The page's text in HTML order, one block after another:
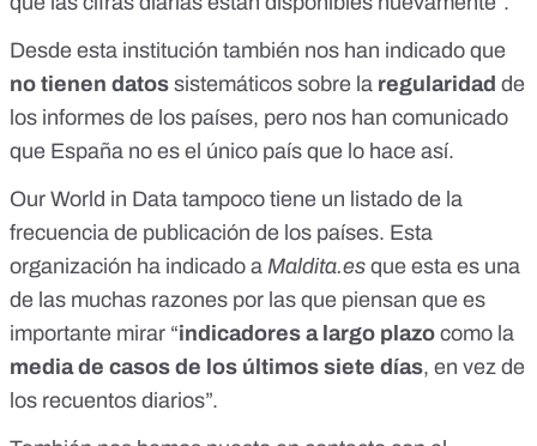
Desde esta institución también nos han indicado que
no tienen datos sistemáticos sobre la regularidad de
los informes de los países, pero nos han comunicado
que España no es el único país que lo hace así.
Our World in Data tampoco tiene un listado de la
frecuencia de publicación de los países. Esta
organización ha indicado a Maldita.es que esta es una
de las muchas razones por las que piensan que es
importante mirar “indicadores a largo plazo como la
media de casos de los últimos siete días, en vez de
los recuentos diarios”.